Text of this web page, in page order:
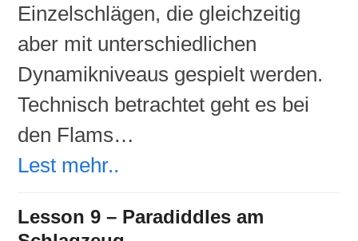
Einzelschlägen, die gleichzeitig
aber mit unterschiedlichen
Dynamikniveaus gespielt werden.
Technisch betrachtet geht es bei
den Flams…
Lest mehr..
Lesson 9 – Paradiddles am